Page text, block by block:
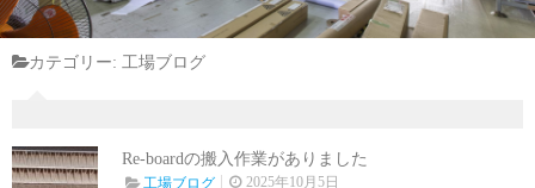
カテゴリー: 工場ブログ
Re-boardの搬入作業がありました
工場ブログ 2025年10月5日